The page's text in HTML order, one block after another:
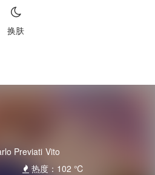
换肤
Previati Vito
热度： 102 ℃